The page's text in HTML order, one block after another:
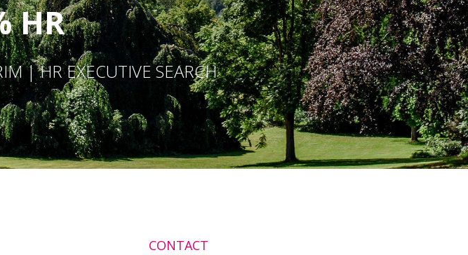
HR
| HR EXECUTIVE SEARCH
CONTACT